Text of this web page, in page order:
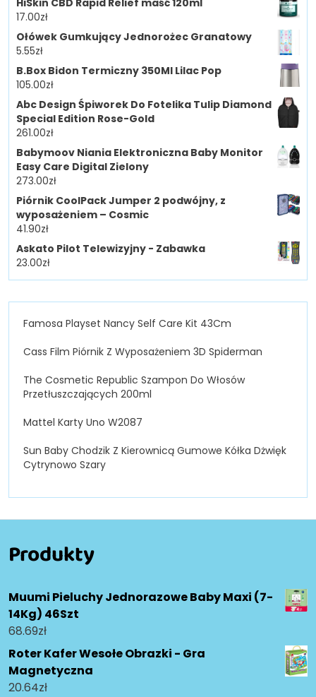
HiSkin CBD Rapid Relief maść 120ml
17.00zł
Ołówek Gumkujący Jednorożec Granatowy
5.55zł
B.Box Bidon Termiczny 350Ml Lilac Pop
105.00zł
Abc Design Śpiworek Do Fotelika Tulip Diamond
Special Edition Rose-Gold
261.00zł
Babymoov Niania Elektroniczna Baby Monitor
Easy Care Digital Zielony
273.00zł
Piórnik CoolPack Jumper 2 podwójny, z
wyposażeniem – Cosmic
41.90zł
Askato Pilot Telewizyjny - Zabawka
23.00zł
Famosa Playset Nancy Self Care Kit 43Cm
Cass Film Piórnik Z Wyposażeniem 3D Spiderman
The Cosmetic Republic Szampon Do Włosów
Przetłuszczających 200ml
Mattel Karty Uno W2087
Sun Baby Chodzik Z Kierownicą Gumowe Kółka Dżwięk
Cytrynowo Szary
Produkty
Muumi Pieluchy Jednorazowe Baby Maxi (7-
14Kg) 46Szt
68.69zł
Roter Kafer Wesołe Obrazki - Gra
Magnetyczna
20.64zł